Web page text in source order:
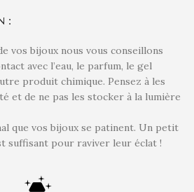
:
vos bijoux nous vous conseillons
avec l’eau, le parfum, le gel
produit chimique. Pensez à les
et de ne pas les stocker à la lumière
que vos bijoux se patinent. Un petit
suffisant pour raviver leur éclat !